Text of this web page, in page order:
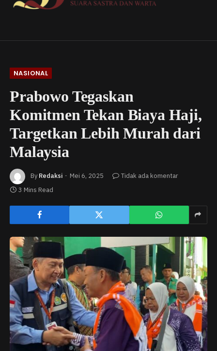
NASIONAL
Prabowo Tegaskan
Komitmen Tekan Biaya Haji,
Targetkan Lebih Murah dari
Malaysia
By Redaksi Mei 6, 2025
Tidak ada komentar
3 Mins Read